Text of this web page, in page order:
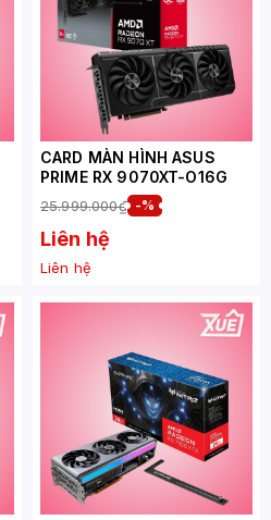
CARD MÀN HÌNH ASUS
PRIME RX 9070XT-O16G
25.999.000₫ -%
Liên hệ
Liên hệ